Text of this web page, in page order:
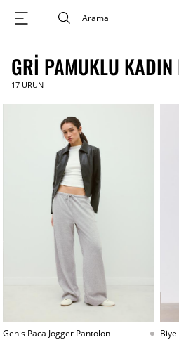
GRI PAMUKLU KADIN
17 ÜRÜN
Genis Paca Jogger Pantolon